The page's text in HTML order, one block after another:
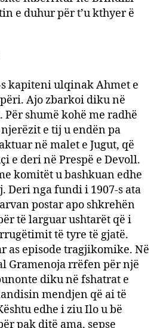
e duhur për t’u kthyer ë
s kapiteni ulqinak Ahmet e
Ajo zbarkoi diku në
shumë kohë me radhë
e tij u endën pa
në malet e Jugut, që
e deri në Prespë e Devoll.
komitët u bashkuan edhe
Deri nga fundi i 1907-s ata
postar apo shkrehën
të larguar ushtarët që i
të tyre të gjatë.
as episode tragjikomike. Në
Gramenoja rrëfen për një
diku në fshatrat e
mendjen që ai të
edhe i ziu Ilo u bë
pak ditë ama, sepse